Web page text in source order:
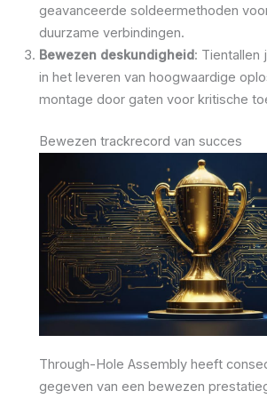
geavanceerde soldeermethoden
duurzame verbindingen.
Bewezen deskundigheid: Tientallen
in het leveren van hoogwaardige
montage door gaten voor kritische
Bewezen trackrecord van succes
Through-Hole Assembly heeft
gegeven van een bewezen